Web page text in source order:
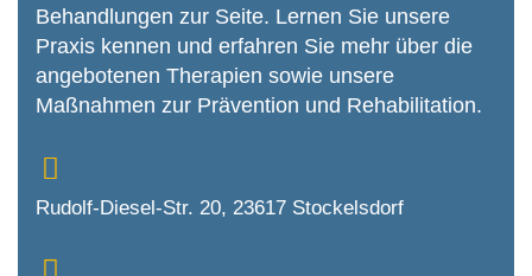
Behandlungen zur Seite. Lernen Sie unsere
Praxis kennen und erfahren Sie mehr über die
angebotenen Therapien sowie unsere
Maßnahmen zur Prävention und Rehabilitation.
Rudolf-Diesel-Str. 20, 23617 Stockelsdorf